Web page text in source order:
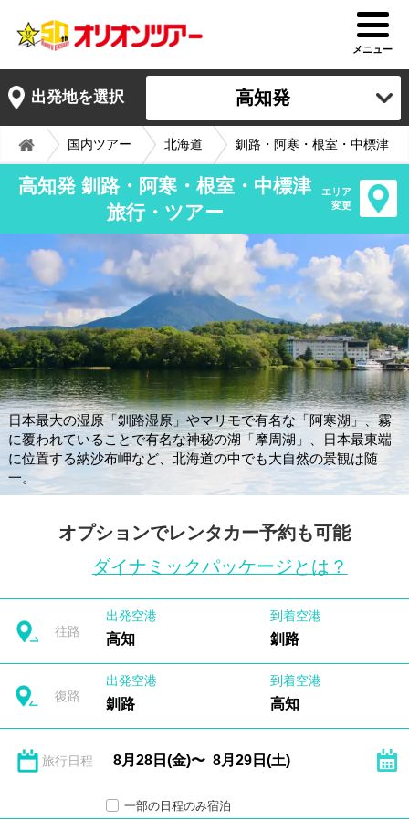
メニュー
出発地を選択 高知発
国内ツアー 北海道 釧路・阿寒・根室・中標津
高知発 釧路・阿寒・根室・中標津
旅行・ツアー
エリア
変更
日本最大の湿原「釧路湿原」やマリモで有名な「阿寒湖」、霧
に覆われていることで有名な神秘の湖「摩周湖」、日本最東端
に位置する納沙布岬など、北海道の中でも大自然の景観は随
一。
オプションでレンタカー予約も可能
ダイナミックパッケージとは？
往路
出発空港
高知
到着空港
釧路
復路
出発空港
釧路
到着空港
高知
旅行日程
一部の日程のみ宿泊